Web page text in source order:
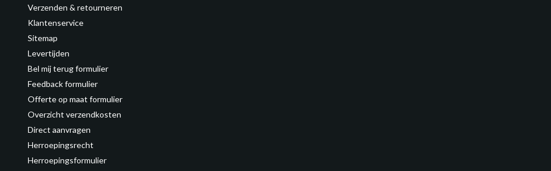
Verzenden & retourneren
Klantenservice
Sitemap
Levertijden
Bel mij terug formulier
Feedback formulier
Offerte op maat formulier
Overzicht verzendkosten
Direct aanvragen
Herroepingsrecht
Herroepingsformulier